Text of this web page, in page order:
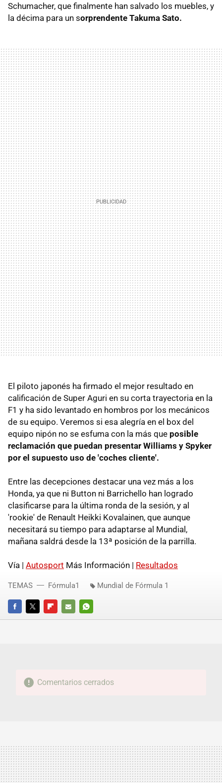
Schumacher, que finalmente han salvado los muebles, y
la décima para un sorprendente Takuma Sato.
El piloto japonés ha firmado el mejor resultado en
calificación de Super Aguri en su corta trayectoria en la
F1 y ha sido levantado en hombros por los mecánicos
de su equipo. Veremos si esa alegría en el box del
equipo nipón no se esfuma con la más que posible
reclamación que puedan presentar Williams y Spyker
por el supuesto uso de 'coches cliente'.
Entre las decepciones destacar una vez más a los
Honda, ya que ni Button ni Barrichello han logrado
clasificarse para la última ronda de la sesión, y al
'rookie' de Renault Heikki Kovalainen, que aunque
necesitará su tiempo para adaptarse al Mundial,
mañana saldrá desde la 13ª posición de la parrilla.
Vía | Autosport Más Información | Resultados
FACEBOOKTWITTERFLIPBOARD
E-
WHATSAPP
TEMAS Fórmula1 Mundial de Fórmula 1
Comentarios cerrados